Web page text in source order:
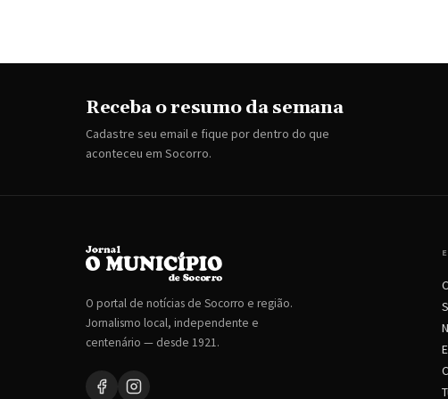
Receba o resumo da semana
Cadastre seu email e fique por dentro do que
aconteceu em Socorro.
O portal de notícias de Socorro e região.
Jornalismo local, independente e
centenário — desde 1921.